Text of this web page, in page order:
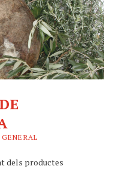
GENERAL
dels productes